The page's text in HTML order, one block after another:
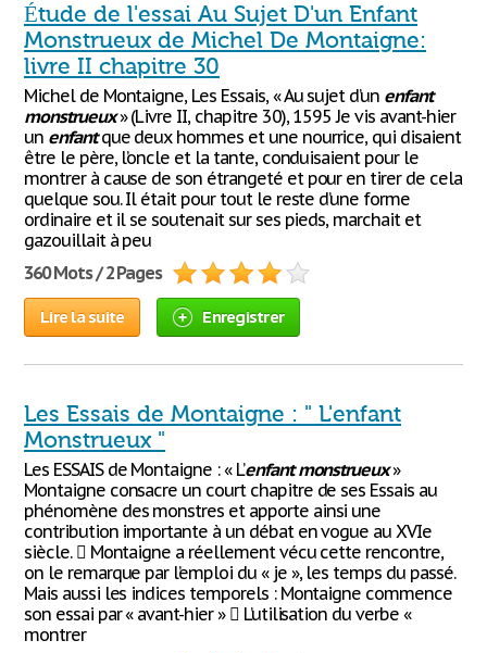
Étude de l'essai Au Sujet D'un Enfant
Monstrueux de Michel De Montaigne:
livre II chapitre 30
Michel de Montaigne, Les Essais, « Au sujet d’un enfant
monstrueux» (Livre II, chapitre 30), 1595 Je vis avant-hier
un enfantque deux hommes et une nourrice, qui disaient
être le père, l’oncle et la tante, conduisaient pour le
montrer à cause de son étrangeté et pour en tirer de cela
quelque sou. Il était pour tout le reste d’une forme
ordinaire et il se soutenait sur ses pieds, marchait et
gazouillait à peu
360 Mots / 2 Pages
Lire la suite Enregistrer
Les Essais de Montaigne : " L'enfant
Monstrueux "
Les ESSAIS de Montaigne : « L’enfant monstrueux»
Montaigne consacre un court chapitre de ses Essais au
phénomène des monstres et apporte ainsi une
contribution importante à un débat en vogue au XVIe
siècle.  Montaigne a réellement vécu cette rencontre,
on le remarque par l’emploi du « je », les temps du passé.
Mais aussi les indices temporels : Montaigne commence
son essai par « avant-hier »  L’utilisation du verbe «
montrer